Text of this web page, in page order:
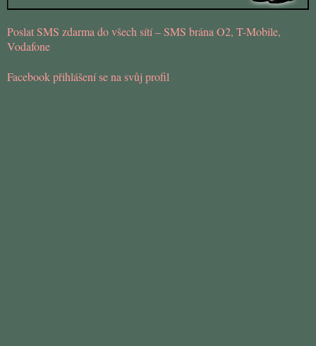
Poslat SMS zdarma do všech sítí – SMS brána O2, T-Mobile,
Vodafone
Facebook přihlášení se na svůj profil